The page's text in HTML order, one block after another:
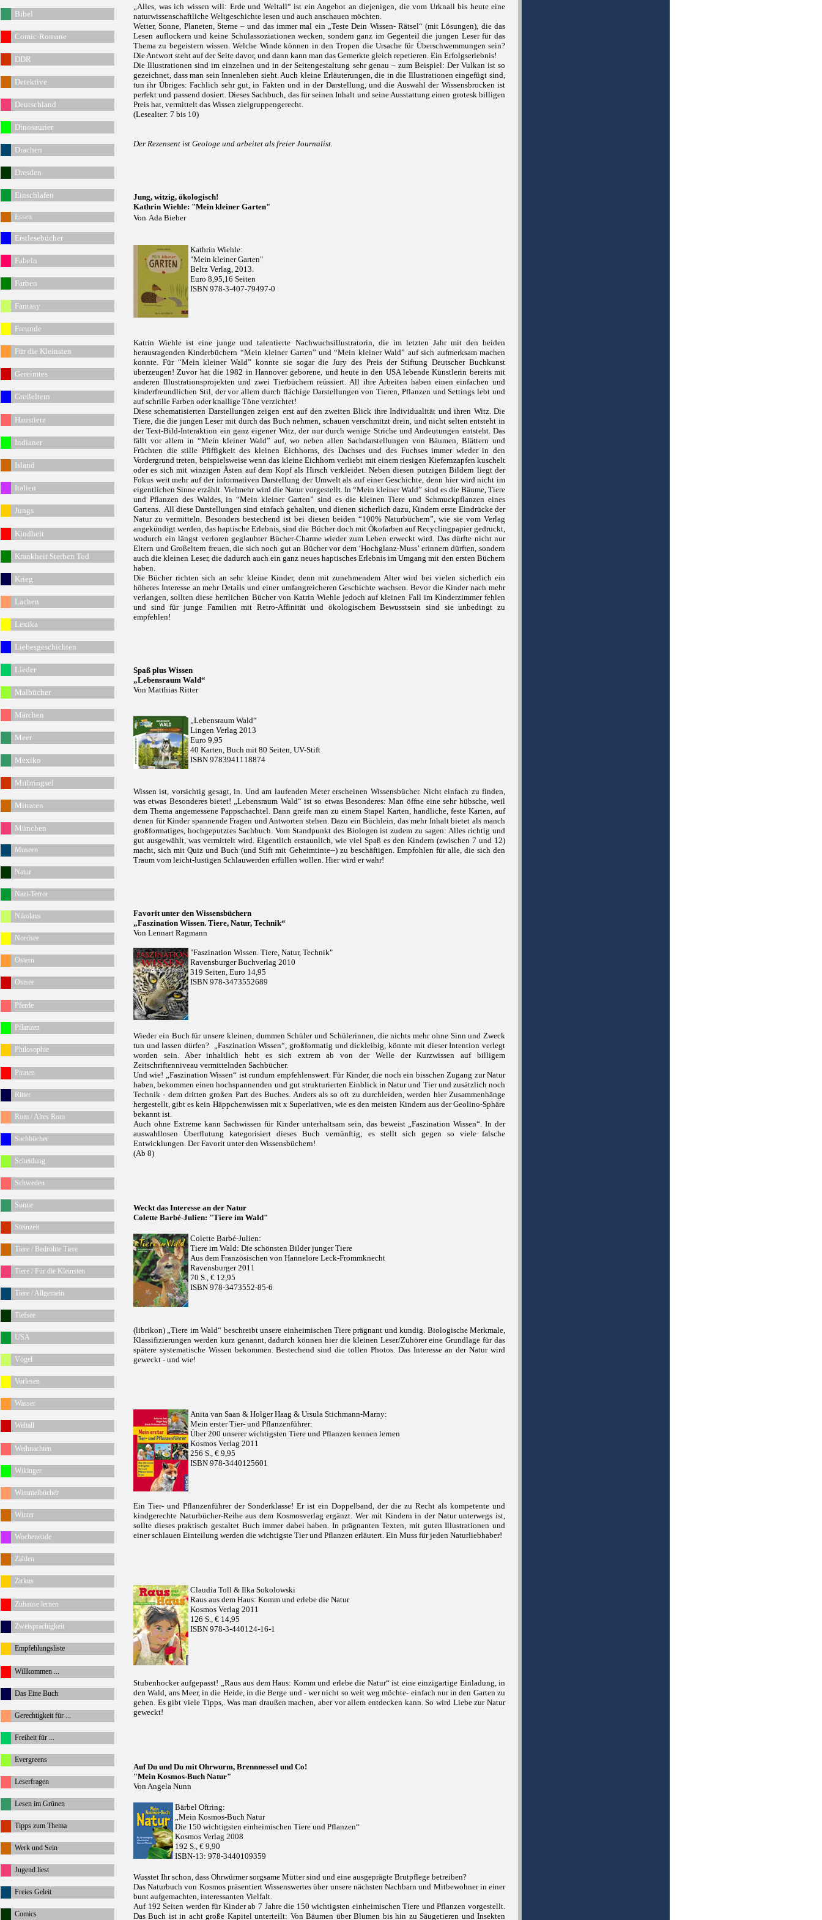
Bibel
Comic-Romane
DDR
Detektive
Deutschland
Dinosaurier
Drachen
Dresden
Einschlafen
Essen
Erstlesebücher
Fabeln
Farben
Fantasy
Freunde
Für die Kleinsten
Gereimtes
Großeltern
Haustiere
Indianer
Island
Italien
Jungs
Kindheit
Krankheit Sterben Tod
Krieg
Lachen
Lexika
Liebesgeschichten
Lieder
Malbücher
Märchen
Meer
Mexiko
Mitbringsel
Mitraten
München
Museen
Natur
Nazi-Terror
Nikolaus
Nordsee
Ostern
Ostsee
Pferde
Pflanzen
Philosophie
Piraten
Ritter
Rom / Altes Rom
Sachbücher
Scheidung
Schweden
Sonne
Steinzeit
Tiere / Bedrohte Tiere
Tiere / Für die Kleinsten
Tiere / Allgemein
Tiefsee
USA
Vögel
Vorlesen
Wasser
Weltall
Weihnachten
Wikinger
Wimmelbücher
Winter
Wochenende
Zählen
Zirkus
Zuhause lernen
Zweisprachigkeit
Empfehlungsliste
Willkommen ...
Das Eine Buch
Gerechtigkeit für ...
Freiheit für ...
Evergreens
Leserfragen
Lesen im Grünen
Tipps zum Thema
Werk und Sein
Jugend liest
Freies Geleit
Comics
„Alles, was ich wissen will: Erde und Weltall“ ist ein Angebot an diejenigen, die vom Urknall bis heute eine
naturwissenschaftliche Weltgeschichte lesen und auch anschauen möchten.
Wetter, Sonne, Planeten, Sterne – und das immer mal ein „Teste Dein Wissen- Rätsel“ (mit Lösungen), die das
Lesen auflockern und keine Schulassoziationen wecken, sondern ganz im Gegenteil die jungen Leser für das
Thema zu begeistern wissen. Welche Winde können in den Tropen die Ursache für Überschwemmungen sein?
Die Antwort steht auf der Seite davor, und dann kann man das Gemerkte gleich repetieren. Ein Erfolgserlebnis!
Die Illustrationen sind im einzelnen und in der Seitengestaltung sehr genau – zum Beispiel: Der Vulkan ist so
gezeichnet, dass man sein Innenleben sieht. Auch kleine Erläuterungen, die in die Illustrationen eingefügt sind,
tun ihr Übriges: Fachlich sehr gut, in Fakten und in der Darstellung, und die Auswahl der Wissensbrocken ist
perfekt und passend dosiert. Dieses Sachbuch, das für seinen Inhalt und seine Ausstattung einen grotesk billigen
Preis hat, vermittelt das Wissen zielgruppengerecht.
(Lesealter: 7 bis 10)
Der Rezensent ist Geologe und arbeitet als freier Journalist.
Jung, witzig, ökologisch!
Kathrin Wiehle: "Mein kleiner Garten"
Von Ada Bieber
Kathrin Wiehle:
"Mein kleiner Garten"
Beltz Verlag, 2013.
Euro 8,95,16 Seiten
ISBN 978-3-407-79497-0
Katrin Wiehle ist eine junge und talentierte Nachwuchsillustratorin, die im letzten Jahr mit den beiden
herausragenden Kinderbüchern “Mein kleiner Garten” und “Mein kleiner Wald” auf sich aufmerksam machen
konnte. Für “Mein kleiner Wald” konnte sie sogar die Jury des Preis der Stiftung Deutscher Buchkunst
überzeugen! Zuvor hat die 1982 in Hannover geborene, und heute in den USA lebende Künstlerin bereits mit
anderen Illustrationsprojekten und zwei Tierbüchern reüssiert. All ihre Arbeiten haben einen einfachen und
kinderfreundlichen Stil, der vor allem durch flächige Darstellungen von Tieren, Pflanzen und Settings lebt und
auf schrille Farben oder knallige Töne verzichtet!
Diese schematisierten Darstellungen zeigen erst auf den zweiten Blick ihre Individualität und ihren Witz. Die
Tiere, die die jungen Leser mit durch das Buch nehmen, schauen verschmitzt drein, und nicht selten entsteht in
der Text-Bild-Interaktion ein ganz eigener Witz, der nur durch wenige Striche und Andeutungen entsteht. Das
fällt vor allem in “Mein kleiner Wald” auf, wo neben allen Sachdarstellungen von Bäumen, Blättern und
Früchten die stille Pfiffigkeit des kleinen Eichhorns, des Dachses und des Fuchses immer wieder in den
Vordergrund treten, beispielsweise wenn das kleine Eichhorn verliebt mit einem riesigen Kiefernzapfen kuschelt
oder es sich mit winzigen Ästen auf dem Kopf als Hirsch verkleidet. Neben diesen putzigen Bildern liegt der
Fokus weit mehr auf der informativen Darstellung der Umwelt als auf einer Geschichte, denn hier wird nicht im
eigentlichen Sinne erzählt. Vielmehr wird die Natur vorgestellt. In “Mein kleiner Wald” sind es die Bäume, Tiere
und Pflanzen des Waldes, in “Mein kleiner Garten” sind es die kleinen Tiere und Schmuckpflanzen eines
Gartens. All diese Darstellungen sind einfach gehalten, und dienen sicherlich dazu, Kindern erste Eindrücke der
Natur zu vermitteln. Besonders bestechend ist bei diesen beiden “100% Naturbüchern”, wie sie vom Verlag
angekündigt werden, das haptische Erlebnis, sind die Bücher doch mit Ökofarben auf Recyclingpapier gedruckt,
wodurch ein längst verloren geglaubter Bücher-Charme wieder zum Leben erweckt wird. Das dürfte nicht nur
Eltern und Großeltern freuen, die sich noch gut an Bücher vor dem ‘Hochglanz-Muss’ erinnern dürften, sondern
auch die kleinen Leser, die dadurch auch ein ganz neues haptisches Erlebnis im Umgang mit den ersten Büchern
haben.
Die Bücher richten sich an sehr kleine Kinder, denn mit zunehmendem Alter wird bei vielen sicherlich ein
höheres Interesse an mehr Details und einer umfangreicheren Geschichte wachsen. Bevor die Kinder nach mehr
verlangen, sollten diese herrlichen Bücher von Katrin Wiehle jedoch auf kleinen Fall im Kinderzimmer fehlen
und sind für junge Familien mit Retro-Affinität und ökologischem Bewusstsein sind sie unbedingt zu
empfehlen!
Spaß plus Wissen
„Lebensraum Wald“
Von Matthias Ritter
„Lebensraum Wald“
Lingen Verlag 2013
Euro 9,95
40 Karten, Buch mit 80 Seiten, UV-Stift
ISBN 9783941118874
Wissen ist, vorsichtig gesagt, in. Und am laufenden Meter erscheinen Wissensbücher. Nicht einfach zu finden,
was etwas Besonderes bietet! „Lebensraum Wald“ ist so etwas Besonderes: Man öffne eine sehr hübsche, weil
dem Thema angemessene Pappschachtel. Dann greife man zu einem Stapel Karten, handliche, feste Karten, auf
denen für Kinder spannende Fragen und Antworten stehen. Dazu ein Büchlein, das mehr Inhalt bietet als manch
großformatiges, hochgeputztes Sachbuch. Vom Standpunkt des Biologen ist zudem zu sagen: Alles richtig und
gut ausgewählt, was vermittelt wird. Eigentlich erstaunlich, wie viel Spaß es den Kindern (zwischen 7 und 12)
macht, sich mit Quiz und Buch (und Stift mit Geheimtinte--) zu beschäftigen. Empfohlen für alle, die sich den
Traum vom leicht-lustigen Schlauwerden erfüllen wollen. Hier wird er wahr!
Favorit unter den Wissensbüchern
„Faszination Wissen. Tiere, Natur, Technik“
Von Lennart Ragmann
"Faszination Wissen. Tiere, Natur, Technik"
Ravensburger Buchverlag 2010
319 Seiten, Euro 14,95
ISBN 978-3473552689
Wieder ein Buch für unsere kleinen, dummen Schüler und Schülerinnen, die nichts mehr ohne Sinn und Zweck
tun und lassen dürfen? „Faszination Wissen“, großformatig und dickleibig, könnte mit dieser Intention verlegt
worden sein. Aber inhaltlich hebt es sich extrem ab von der Welle der Kurzwissen auf billigem
Zeitschriftenniveau vermittelnden Sachbücher.
Und wie! „Faszination Wissen“ ist rundum empfehlenswert. Für Kinder, die noch ein bisschen Zugang zur Natur
haben, bekommen einen hochspannenden und gut strukturierten Einblick in Natur und Tier und zusätzlich noch
Technik - dem dritten großen Part des Buches. Anders als so oft zu durchleiden, werden hier Zusammenhänge
hergestellt, gibt es kein Häppchenwissen mit x Superlativen, wie es den meisten Kindern aus der Geolino-Sphäre
bekannt ist.
Auch ohne Extreme kann Sachwissen für Kinder unterhaltsam sein, das beweist „Faszination Wissen“. In der
auswahllosen Überflutung kategorisiert dieses Buch vernünftig; es stellt sich gegen so viele falsche
Entwicklungen. Der Favorit unter den Wissensbüchern!
(Ab 8)
Weckt das Interesse an der Natur
Colette Barbé-Julien: "Tiere im Wald"
Colette Barbé-Julien:
Tiere im Wald: Die schönsten Bilder junger Tiere
Aus dem Französischen von Hannelore Leck-Frommknecht
Ravensburger 2011
70 S., € 12,95
ISBN 978-3473552-85-6
(librikon) „Tiere im Wald“ beschreibt unsere einheimischen Tiere prägnant und kundig. Biologische Merkmale,
Klassifizierungen werden kurz genannt, dadurch können hier die kleinen Leser/Zuhörer eine Grundlage für das
spätere systematische Wissen bekommen. Bestechend sind die tollen Photos. Das Interesse an der Natur wird
geweckt - und wie!
Anita van Saan & Holger Haag & Ursula Stichmann-Marny:
Mein erster Tier- und Pflanzenführer:
Über 200 unserer wichtigsten Tiere und Pflanzen kennen lernen
Kosmos Verlag 2011
256 S., € 9,95
ISBN 978-3440125601
Ein Tier- und Pflanzenführer der Sonderklasse! Er ist ein Doppelband, der die zu Recht als kompetente und
kindgerechte Naturbücher-Reihe aus dem Kosmosverlag ergänzt. Wer mit Kindern in der Natur unterwegs ist,
sollte dieses praktisch gestaltet Buch immer dabei haben. In prägnanten Texten, mit guten Illustrationen und
einer schlauen Einteilung werden die wichtigste Tier und Pflanzen erläutert. Ein Muss für jeden Naturliebhaber!
Claudia Toll & Ilka Sokolowski
Raus aus dem Haus: Komm und erlebe die Natur
Kosmos Verlag 2011
126 S., € 14,95
ISBN 978-3-440124-16-1
Stubenhocker aufgepasst! „Raus aus dem Haus: Komm und erlebe die Natur“ ist eine einzigartige Einladung, in
den Wald, ans Meer, in die Heide, in die Berge und - wer nicht so weit weg möchte- einfach nur in den Garten zu
gehen. Es gibt viele Tipps,. Was man draußen machen, aber vor allem entdecken kann. So wird Liebe zur Natur
geweckt!
Auf Du und Du mit Ohrwurm, Brennnessel und Co!
"Mein Kosmos-Buch Natur"
Von Angela Nunn
Bärbel Oftring:
„Mein Kosmos-Buch Natur
Die 150 wichtigsten einheimischen Tiere und Pflanzen“
Kosmos Verlag 2008
192 S., € 9,90
ISBN-13: 978-3440109359
Wusstet Ihr schon, dass Ohrwürmer sorgsame Mütter sind und eine ausgeprägte Brutpflege betreiben?
Das Naturbuch von Kosmos präsentiert Wissenswertes über unsere nächsten Nachbarn und Mitbewohner in einer
bunt aufgemachten, interessanten Vielfalt.
Auf 192 Seiten werden für Kinder ab 7 Jahre die 150 wichtigsten einheimischen Tiere und Pflanzen vorgestellt.
Das Buch ist in acht große Kapitel unterteilt: Von Bäumen über Blumen bis hin zu Säugetieren und Insekten